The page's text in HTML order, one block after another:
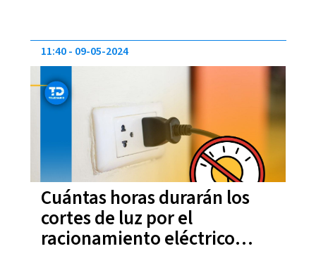
Cuántas horas durarán los
cortes de luz por el
racionamiento eléctrico
11:40 09-05-2024